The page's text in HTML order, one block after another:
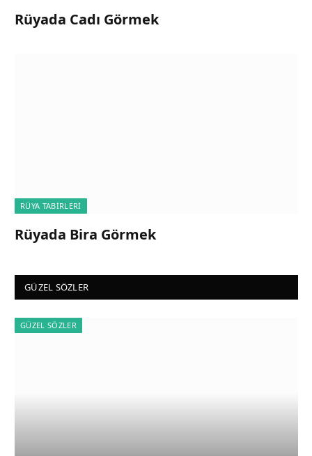
Rüyada Cadı Görmek
RÜYA TABIRLERI
Rüyada Bira Görmek
GÜZEL SÖZLER
GÜZEL SÖZLER